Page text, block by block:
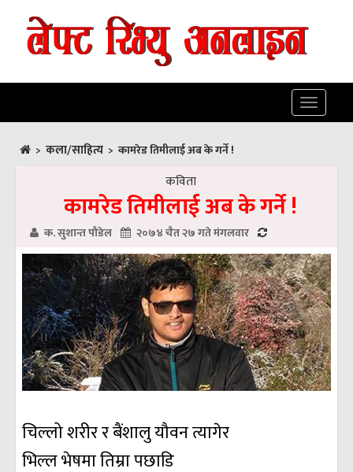
Toggle
> कला/साहित्य > कामरेड तिमीलाई अब के गर्ने !
कविता
कामरेड तिमीलाई अब के गर्ने !
क. सुशान्त पाैडेल २०७४ चैत २७ गते मंगलवार
चिल्लो शरीर र बैंशालु यौवन त्यागेर
भिल्ल भेषमा तिम्रा पछाडि